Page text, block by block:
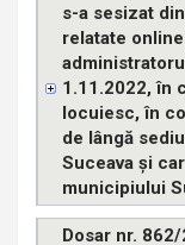
s-a sesizat
relatate
1.11.2022, în
locuiesc, în
de lângă
Suceava și
municipiului
Dosar nr.